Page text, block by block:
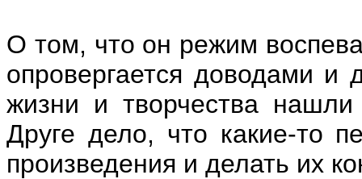
О том, что он режим
опровергается доводами и
жизни и творчества
Друге дело, что какие-то
произведения и делать их